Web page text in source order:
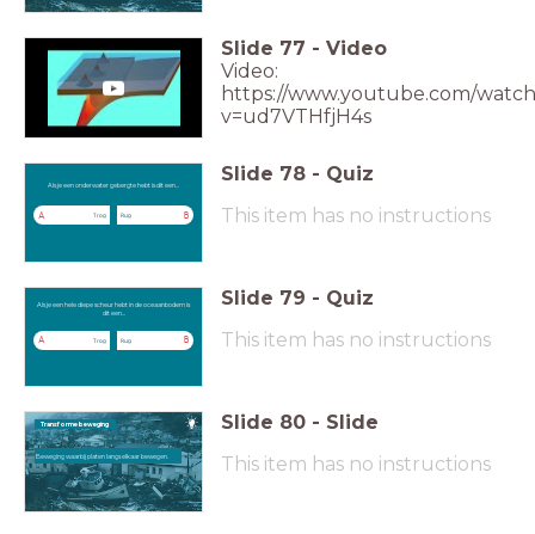
Slide 77 - Video
Video:
https://www.youtube.com/
v=ud7VTHfjH4s
een...
Als je een onderwater gebergte hebt is dit een...
A Trog B
Rug
Slide 78 - Quiz
This item has no instructions
Als je een hele diepe scheur hebt in de oceaanbodem is
dit een...
A Trog B
Rug
Slide 79 - Quiz
This item has no instructions
Transforme beweging
Beweging waarbij platen langs elkaar bewegen.
Slide 80 - Slide
This item has no instructions